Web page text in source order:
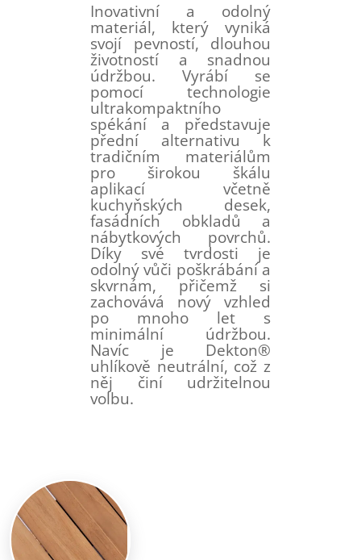
Inovativní a odolný
materiál, který vyniká
svojí pevností, dlouhou
životností a snadnou
údržbou. Vyrábí se
pomocí technologie
ultrakompaktního
spékání a představuje
přední alternativu k
tradičním materiálům
pro širokou škálu
aplikací včetně
kuchyňských desek,
fasádních obkladů a
nábytkových povrchů.
Díky své tvrdosti je
odolný vůči poškrábání a
skvrnám, přičemž si
zachovává nový vzhled
po mnoho let s
minimální údržbou.
Navíc je Dekton®
uhlíkově neutrální, což z
něj činí udržitelnou
volbu.